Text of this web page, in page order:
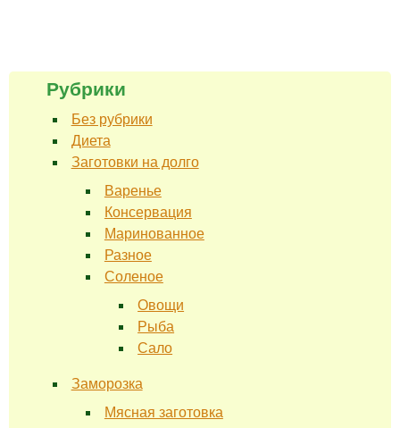
Рубрики
Без рубрики
Диета
Заготовки на долго
Варенье
Консервация
Маринованное
Разное
Соленое
Овощи
Рыба
Сало
Заморозка
Мясная заготовка